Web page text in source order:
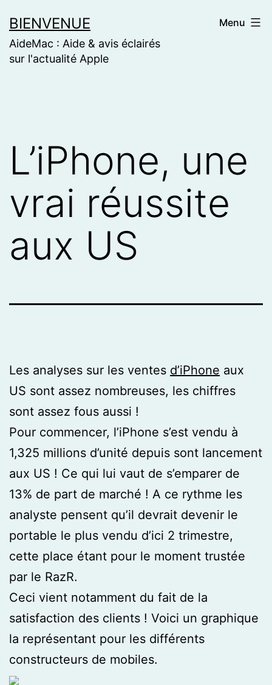
to
content
BIENVENUE
AideMac : Aide & avis éclairés
sur l'actualité Apple
Menu
L’iPhone, une
vrai réussite
aux US
Les analyses sur les ventes d’iPhone aux
US sont assez nombreuses, les chiffres
sont assez fous aussi !
Pour commencer, l’iPhone s’est vendu à
1,325 millions d’unité depuis sont lancement
aux US ! Ce qui lui vaut de s’emparer de
13% de part de marché ! A ce rythme les
analyste pensent qu’il devrait devenir le
portable le plus vendu d’ici 2 trimestre,
cette place étant pour le moment trustée
par le RazR.
Ceci vient notamment du fait de la
satisfaction des clients ! Voici un graphique
la représentant pour les différents
constructeurs de mobiles.